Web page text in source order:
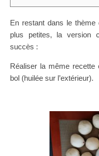
En restant dans le
plus petites, la version
succès :
Réaliser la même recette
bol (huilée sur l’extérieur).